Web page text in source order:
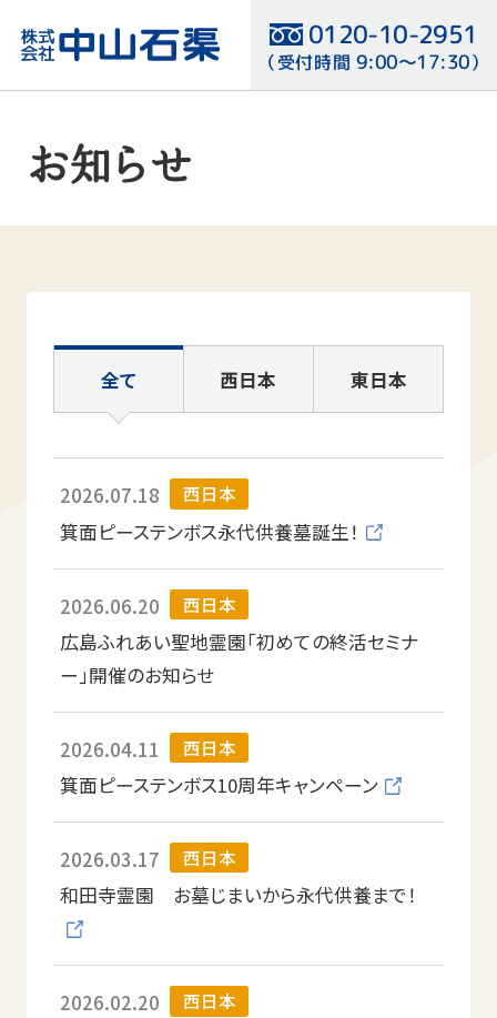
0120-10-2951
（受付時間 9:00〜17:30）
検討リスト
お知らせ
全て 西日本 東日本
2026.07.18 西日本
箕面ピーステンボス永代供養墓誕生！
2026.06.20 西日本
広島ふれあい聖地霊園「初めての終活セミナ
ー」開催のお知らせ
2026.04.11 西日本
箕面ピーステンボス10周年キャンペーン
2026.03.17 西日本
和田寺霊園 お墓じまいから永代供養まで！
2026.02.20 西日本